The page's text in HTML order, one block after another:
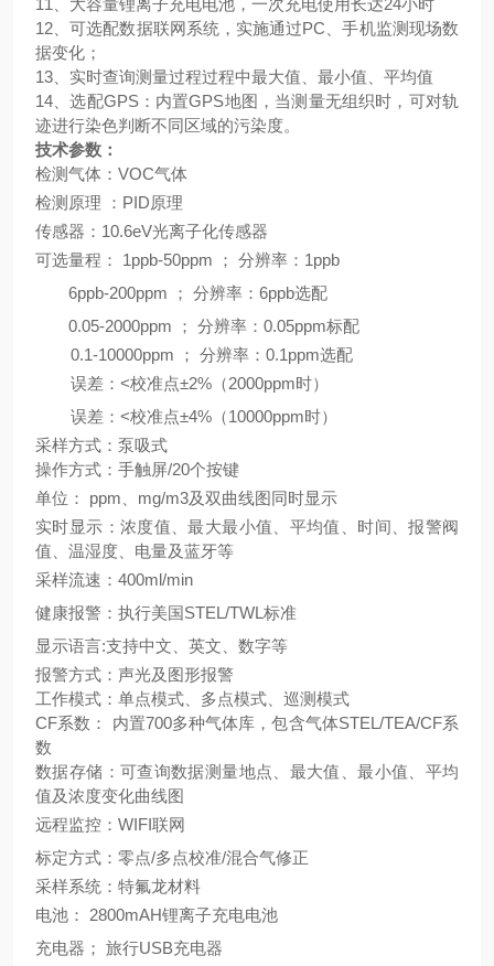
11、 大容量锂离子充电电池，一次充电使用长达24小时
12、可选配数据联网系统，实施通过PC、手机监测现场数
据变化；
13、 实时查询测量过程过程中最大值、最小值、平均值
14、选配GPS：内置GPS地图， 当测量无组织时，可对轨
迹进行染色判断不同区域的污染度。
技术参数：
检测气体： VOC气体
检测原理
： PID原理
传感器： 10.6eV光离子化传感器
可选量程：
1ppb-50ppm ； 分辨率：1ppb
6ppb-200ppm ； 分辨率：6ppb选配
0.05-2000ppm ； 分辨率：0.05ppm标配
0.1-10000ppm ； 分辨率：0.1ppm选配
误差： <校准点±2%（2000ppm时）
误差： <校准点±4%（10000ppm时）
采样方式 ：泵吸式
操作方式：手触屏/20个按键
单位：
ppm、mg/m3及双曲线图同时显示
实时显示：浓度值、最大最小值、平均值、时间、报警阀
值、温湿度、电量及蓝牙等
采样流速： 400ml/min
健康报警：执行美国STEL/TWL标准
显示语言:支持中文、英文、数字等
报警方式：声光及图形报警
工作模式：单点模式、多点模式、巡测模式
CF系数： 内置700多种气体库，包含气体STEL/TEA/CF系
数
数据存储：可查询数据测量地点、最大值、最小值、平均
值及浓度变化曲线图
远程监控： WIFI联网
标定方式：零点/多点校准/混合气修正
采样系统：特氟龙材料
电池：
2800mAH锂离子充电电池
充电器； 旅行USB充电器